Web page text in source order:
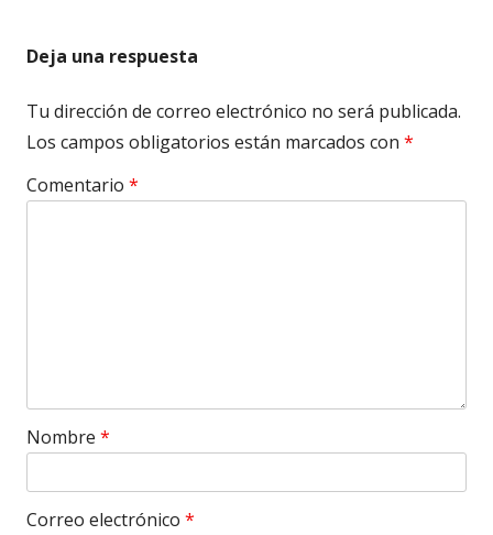
Deja una respuesta
Tu dirección de correo electrónico no será publicada.
Los campos obligatorios están marcados con *
Comentario *
Nombre *
Correo electrónico *